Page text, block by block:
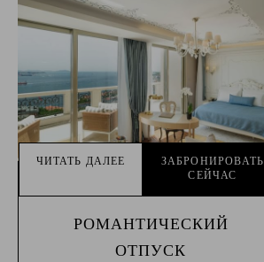
ЧИТАТЬ ДАЛЕЕ
ЗАБРОНИРОВАТЬ
СЕЙЧАС
РОМАНТИЧЕСКИЙ
ОТПУСК